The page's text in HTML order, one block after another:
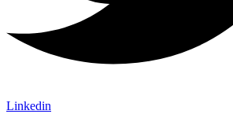
Linkedin